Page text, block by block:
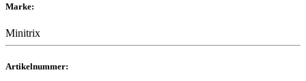
Marke:
Minitrix
Artikelnummer: